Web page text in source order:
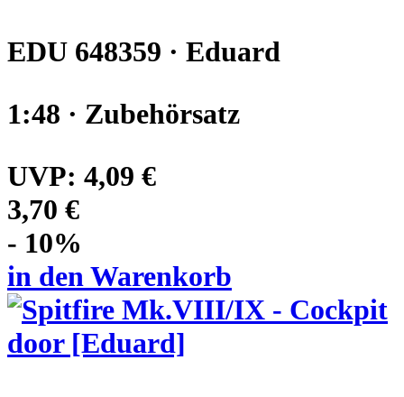
EDU 648359 · Eduard
1:48 · Zubehörsatz
UVP: 4,09 €
3,70 €
- 10%
in den Warenkorb